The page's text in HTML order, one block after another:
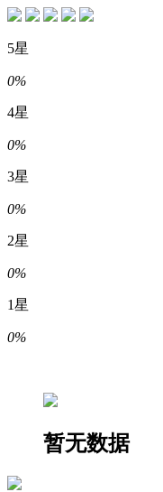
5星
0%
4星
0%
3星
0%
2星
0%
1星
0%
暂无数据